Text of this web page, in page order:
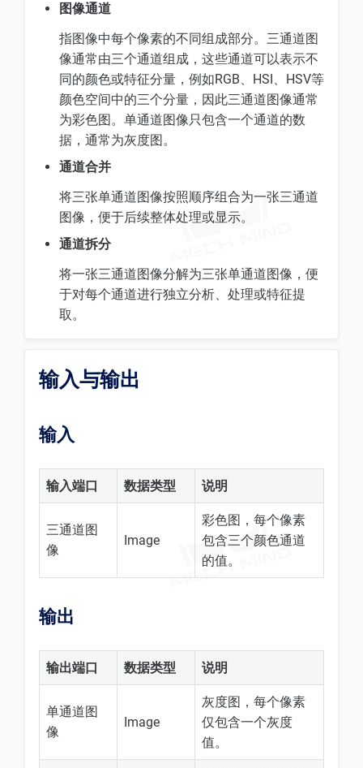
图像通道
指图像中每个像素的不同组成部分。三通道图
像通常由三个通道组成，这些通道可以表示不
同的颜色或特征分量，例如RGB、HSI、HSV等
颜色空间中的三个分量，因此三通道图像通常
为彩色图。单通道图像只包含一个通道的数
据，通常为灰度图。
通道合并
将三张单通道图像按照顺序组合为一张三通道
图像，便于后续整体处理或显示。
通道拆分
将一张三通道图像分解为三张单通道图像，便
于对每个通道进行独立分析、处理或特征提
取。
输入与输出
输入
输入端口 数据类型 说明
三通道图
像
Image
彩色图，每个像素
包含三个颜色通道
的值。
输出
输出端口 数据类型 说明
单通道图
像
Image
灰度图，每个像素
仅包含一个灰度
值。